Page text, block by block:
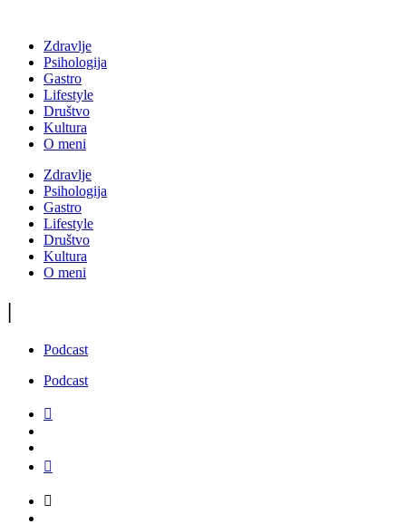
Zdravlje
Psihologija
Gastro
Lifestyle
Društvo
Kultura
O meni
Zdravlje
Psihologija
Gastro
Lifestyle
Društvo
Kultura
O meni
|
Podcast
Podcast